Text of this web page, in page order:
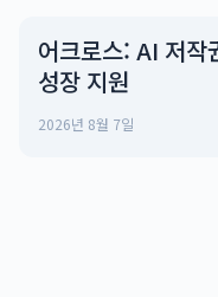
어크로스: AI 저작
성장 지원
2026년 8월 7일